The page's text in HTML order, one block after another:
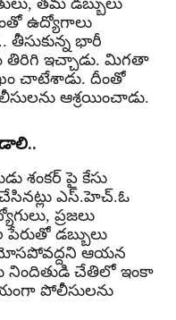
తమ డబ్బులు
ఉద్యోగాలు
తీసుకున్న భారీ
తిరిగి ఇచ్చాడు. మిగతా
చాటేశాడు. దీంతో
ఆశ్రయించాడు.
శంకర్ పై కేసు
ఎస్.హెచ్.ఓ
ప్రజలు
డబ్బులు
ఆయన
నిందితుడి చేతిలో ఇంకా
పోలీసులను